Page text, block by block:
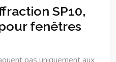
SP10,
fenêtres
pas uniquement aux